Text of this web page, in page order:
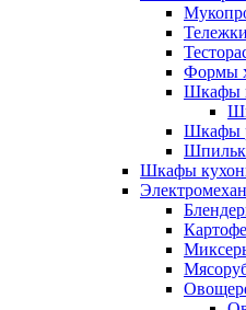
Формы
Шкафы
Шкафы
Шкафы